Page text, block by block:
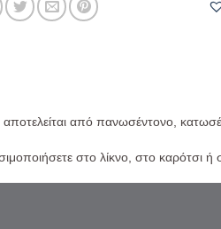
από πανωσέντονο,
στο λίκνο, στο